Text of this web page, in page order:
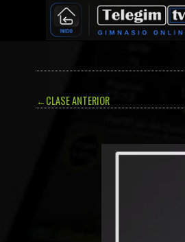
←CLASE ANTERIOR